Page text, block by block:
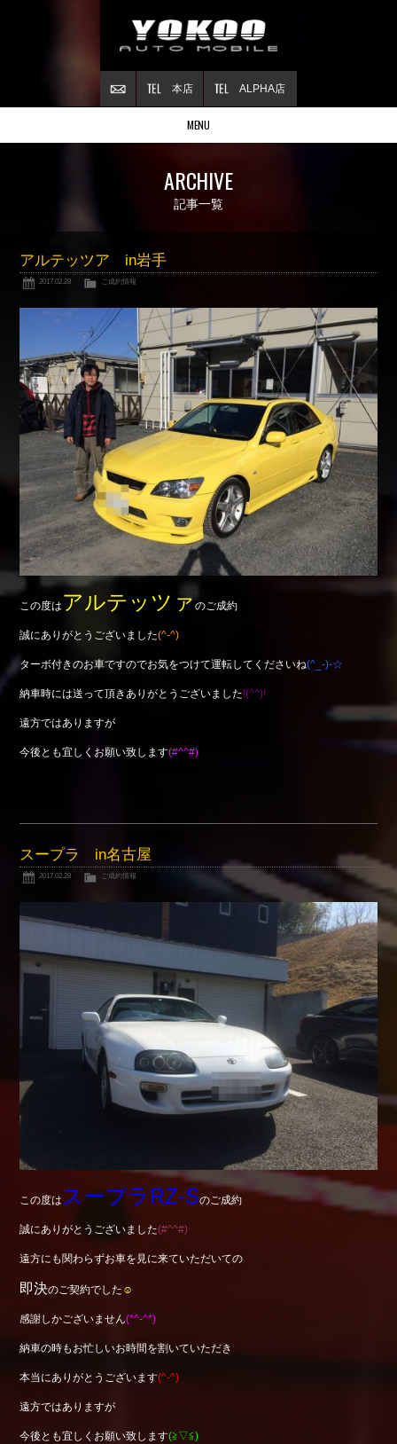
ALPHA店
本店
MENU
NSXについて
Reflesh Plan
整備・修理・カスタム例
Blog
公式ブログ
Shop info.
店舗紹介
Company
会社概要
ARCHIVE
記事一覧
アルテッツア in岩手
2017.02.28 ご成約情報
この度は アルテッツァのご成約
誠にありがとうございました(^-^)
ターボ付きのお車ですのでお気をつけて運転してくださいね(^_-)-☆
納車時には送って頂きありがとうございました!(^^)!
遠方ではありますが
今後とも宜しくお願い致します(#^^#)
スープラ in名古屋
2017.02.28 ご成約情報
この度は スープラRZ-Sのご成約
誠にありがとうございました(#^^#)
遠方にも関わらずお車を見に来ていただいての
即決のご契約でした ☺
感謝しかございません(*^-^*)
納車の時もお忙しいお時間を割いていただき
本当にありがとうございます(^-^)
遠方ではありますが
今後とも宜しくお願い致します(≧▽≦)